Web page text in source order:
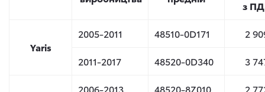
з
Yaris
2005-2011 48510-0D171 2
2011-2017 48520-0D340 3
2006-2013 48520-8Z010 2